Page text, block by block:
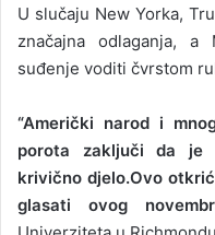
U slučaju New Yorka,
značajna odlaganja,
suđenje voditi čvrstom
“Američki narod i
porota zaključi da je
krivično djelo.Ovo
glasati ovog